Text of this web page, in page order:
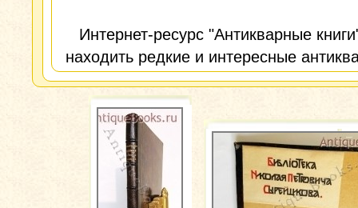
Интернет-ресурс "Антикварные
находить редкие и интересные